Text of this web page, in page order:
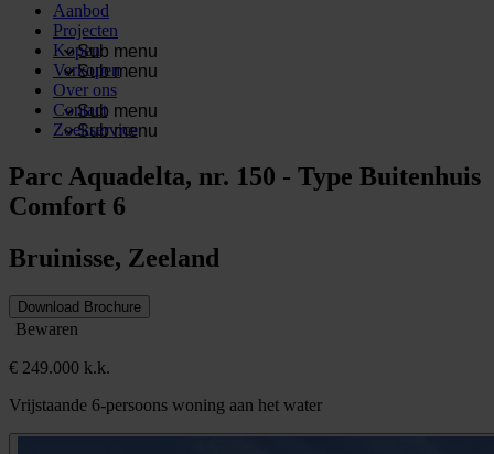
Aanbod
Projecten
Sub menu
Kopen
Sub menu
Verkopen
Over ons
Sub menu
Contact
Sub menu
Zoekservice
Parc Aquadelta, nr. 150 - Type Buitenhuis
Comfort 6
Bruinisse, Zeeland
Download Brochure
Bewaren
€ 249.000 k.k.
Vrijstaande 6-persoons woning aan het water